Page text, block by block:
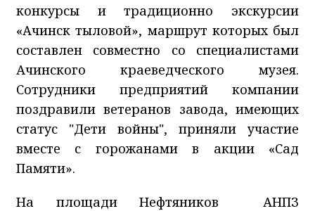
конкурсы и традиционно экскурсии
«Ачинск тыловой», маршрут которых был
составлен совместно со специалистами
Ачинского краеведческого музея.
Сотрудники предприятий компании
поздравили ветеранов завода, имеющих
статус "Дети войны", приняли участие
вместе с горожанами в акции «Сад
Памяти».
На площади Нефтяников АНПЗ